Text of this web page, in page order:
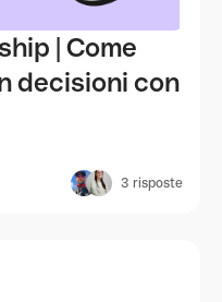
| Come
decisioni con
3 risposte